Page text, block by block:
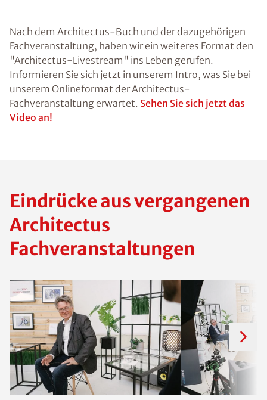
Nach dem Architectus-Buch und der dazugehörigen
Fachveranstaltung, haben wir ein weiteres Format den
"Architectus-Livestream" ins Leben gerufen.
Informieren Sie sich jetzt in unserem Intro, was Sie bei
unserem Onlineformat der Architectus-
Fachveranstaltung erwartet. Sehen Sie sich jetzt das
Video an!
Eindrücke aus vergangenen
Architectus
Fachveranstaltungen